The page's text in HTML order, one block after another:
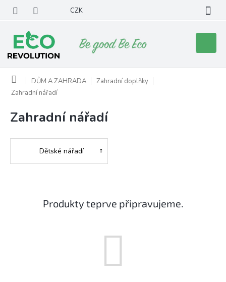
obsah
CZK
košík
Domů DŮM A ZAHRADA
Zahradní doplňky
Zahradní nářadí
Zahradní nářadí
Dětské nářadí
Produkty teprve připravujeme.